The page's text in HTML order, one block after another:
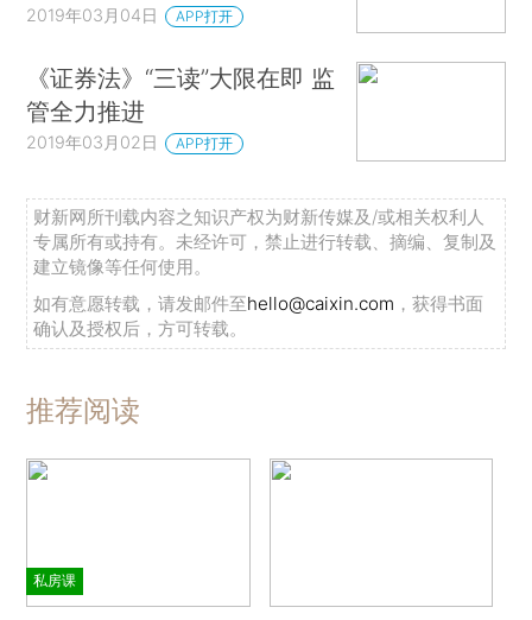
2019年03月04日 APP打开
《证券法》“三读”大限在即 监
管全力推进
2019年03月02日 APP打开
财新网所刊载内容之知识产权为财新传媒及/或相关权利人
专属所有或持有。未经许可，禁止进行转载、摘编、复制及
建立镜像等任何使用。
如有意愿转载，请发邮件至hello@caixin.com ，获得书面
确认及授权后，方可转载。
推荐阅读
私房课